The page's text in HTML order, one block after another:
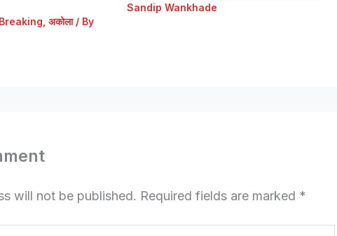
Breaking अकोला/ By
Sandip Wankhade
will not be published. Required fields are marked *